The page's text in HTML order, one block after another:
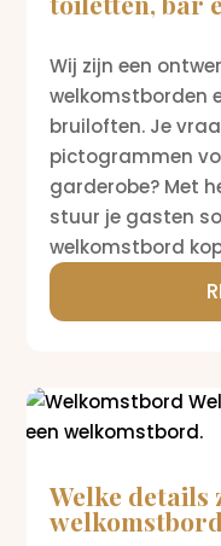
Wij zijn een
welkomstborden
bruiloften. Je
pictogrammen
garderobe? Met
stuur je gasten
welkomstbord
Welke details